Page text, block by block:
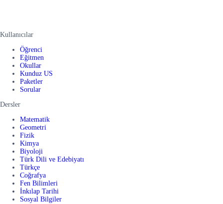
Kullanıcılar
Öğrenci
Eğitmen
Okullar
Kunduz US
Paketler
Sorular
Dersler
Matematik
Geometri
Fizik
Kimya
Biyoloji
Türk Dili ve Edebiyatı
Türkçe
Coğrafya
Fen Bilimleri
İnkılap Tarihi
Sosyal Bilgiler